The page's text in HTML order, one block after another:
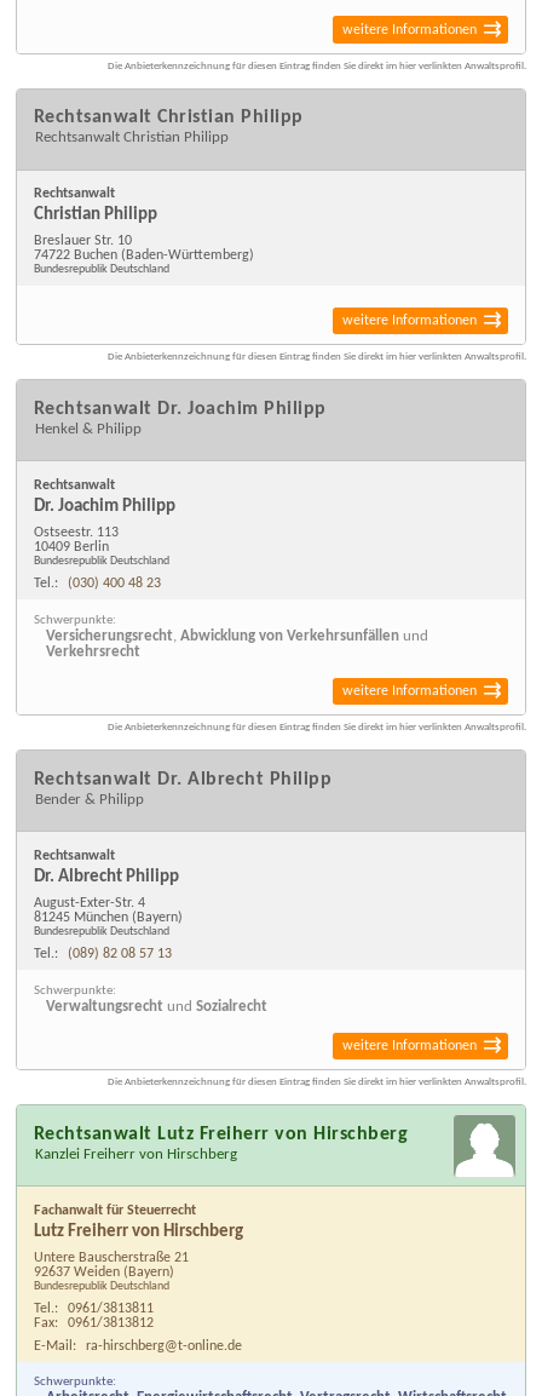
weitere Informationen
Die Anbieterkennzeichnung für diesen Eintrag finden Sie direkt im hier verlinkten Anwaltsprofil.
Rechtsanwalt Christian Philipp
Rechtsanwalt Christian Philipp
Rechtsanwalt
Christian Philipp
Breslauer Str. 10
74722 Buchen (Baden-Württemberg)
Bundesrepublik Deutschland
weitere Informationen
Die Anbieterkennzeichnung für diesen Eintrag finden Sie direkt im hier verlinkten Anwaltsprofil.
Rechtsanwalt Dr. Joachim Philipp
Henkel & Philipp
Rechtsanwalt
Dr. Joachim Philipp
Ostseestr. 113
10409 Berlin
Bundesrepublik Deutschland
Tel.: (030) 400 48 23
Schwerpunkte:
Versicherungsrecht,Abwicklung von Verkehrsunfällen und
Verkehrsrecht
weitere Informationen
Die Anbieterkennzeichnung für diesen Eintrag finden Sie direkt im hier verlinkten Anwaltsprofil.
Rechtsanwalt Dr. Albrecht Philipp
Bender & Philipp
Rechtsanwalt
Dr. Albrecht Philipp
August-Exter-Str. 4
81245 München (Bayern)
Bundesrepublik Deutschland
Tel.: (089) 82 08 57 13
Schwerpunkte:
Verwaltungsrecht undSozialrecht
weitere Informationen
Die Anbieterkennzeichnung für diesen Eintrag finden Sie direkt im hier verlinkten Anwaltsprofil.
Rechtsanwalt Lutz Freiherr von Hirschberg
Kanzlei Freiherr von Hirschberg
Fachanwalt für Steuerrecht
Lutz Freiherr von Hirschberg
Untere Bauscherstraße 21
92637 Weiden (Bayern)
Bundesrepublik Deutschland
Tel.:
0961/3813811
Fax:
0961/3813812
E-Mail:
ra-hirschberg@t-online.de
Schwerpunkte: